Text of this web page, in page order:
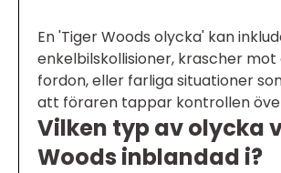
En 'Tiger Woods olycka' kan
enkelbilskollisioner, krascher
fordon, eller farliga situationer
att föraren tappar kontrollen
Vilken typ av olycka
Woods inblandad i?